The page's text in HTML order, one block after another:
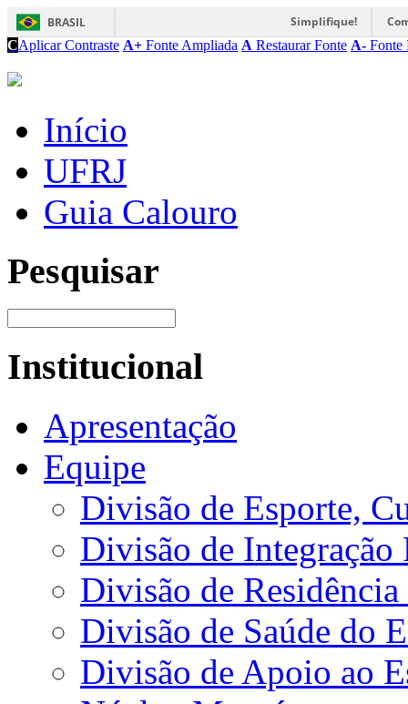
BRASIL Simplifique!
CAplicar Contraste A+ Fonte Ampliada A Restaurar Fonte A- Fonte
Início
UFRJ
Guia Calouro
Pesquisar
Institucional
Apresentação
Equipe
Divisão de Esporte,
Divisão de Integração
Divisão de
Divisão de Saúde do
Divisão de Apoio ao